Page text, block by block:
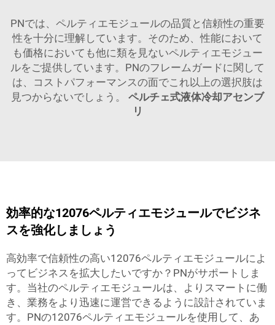
PNでは、ペルティエモジュールの品質と信頼性の重要
性を十分に理解しています。そのため、性能において
も価格においても他に類を見ないペルティエモジュー
ルをご提供しています。PNのフレームガードに関して
は、コストパフォーマンスの面でこれ以上の選択肢は
見つからないでしょう。 ペルチェ式液体冷却アセンブ
リ
効率的な12076ペルティエモジュールでビジネ
スを強化しましょう
高効率で信頼性の高い12076ペルティエモジュールによ
ってビジネスを拡大したいですか？PNがサポートしま
す。当社のペルティエモジュールは、よりスマートに働
き、業務をより迅速に運営できるように設計されていま
す。PNの12076ペルティエモジュールを使用して、あ